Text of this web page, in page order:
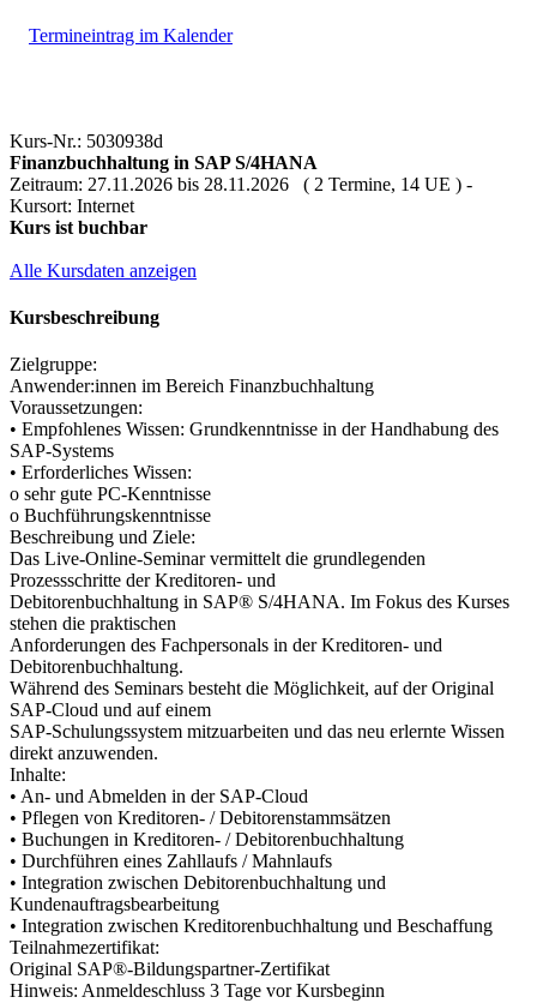
Termineintrag im Kalender
Kurs-Nr.: 5030938d
Finanzbuchhaltung in SAP S/4HANA
Zeitraum: 27.11.2026 bis 28.11.2026 ( 2 Termine, 14 UE ) -
Kursort: Internet
Kurs ist buchbar
Alle Kursdaten anzeigen
Kursbeschreibung
Zielgruppe:
Anwender:innen im Bereich Finanzbuchhaltung
Voraussetzungen:
• Empfohlenes Wissen: Grundkenntnisse in der Handhabung des
SAP-Systems
• Erforderliches Wissen:
o sehr gute PC-Kenntnisse
o Buchführungskenntnisse
Beschreibung und Ziele:
Das Live-Online-Seminar vermittelt die grundlegenden
Prozessschritte der Kreditoren- und
Debitorenbuchhaltung in SAP® S/4HANA. Im Fokus des Kurses
stehen die praktischen
Anforderungen des Fachpersonals in der Kreditoren- und
Debitorenbuchhaltung.
Während des Seminars besteht die Möglichkeit, auf der Original
SAP-Cloud und auf einem
SAP-Schulungssystem mitzuarbeiten und das neu erlernte Wissen
direkt anzuwenden.
Inhalte:
• An- und Abmelden in der SAP-Cloud
• Pflegen von Kreditoren- / Debitorenstammsätzen
• Buchungen in Kreditoren- / Debitorenbuchhaltung
• Durchführen eines Zahllaufs / Mahnlaufs
• Integration zwischen Debitorenbuchhaltung und
Kundenauftragsbearbeitung
• Integration zwischen Kreditorenbuchhaltung und Beschaffung
Teilnahmezertifikat:
Original SAP®-Bildungspartner-Zertifikat
Hinweis: Anmeldeschluss 3 Tage vor Kursbeginn